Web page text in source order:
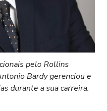
pelo Rollins
Bardy gerenciou e
durante a sua carreira.